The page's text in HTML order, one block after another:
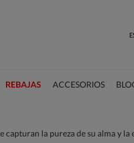
REBAJAS ACCESORIOS
la pureza de su alma y la